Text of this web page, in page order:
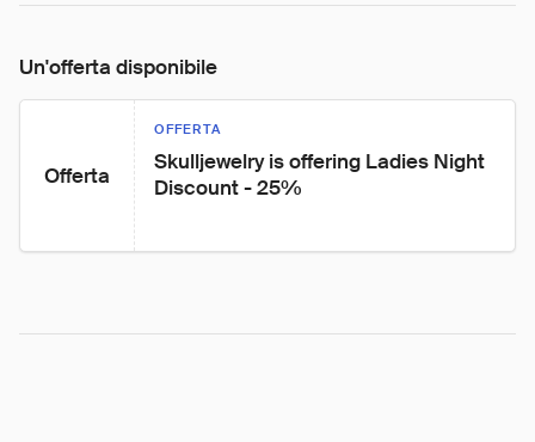
Un'offerta disponibile
Offerta
OFFERTA
Skulljewelry is offering Ladies Night
Discount - 25%